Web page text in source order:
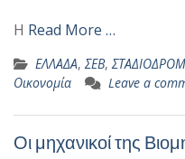
Η Read More …
ΕΛΛΑΔΑ,ΣΕΒ,
Οικονομία
Leave a
Οι μηχανικοί της